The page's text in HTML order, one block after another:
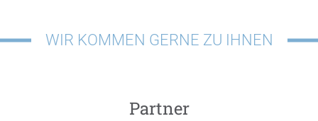
WIR KOMMEN GERNE ZU IHNEN
Partner